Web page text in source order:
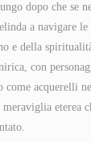
dopo che se
a navigare le
e della
con
come acquerelli
eterea